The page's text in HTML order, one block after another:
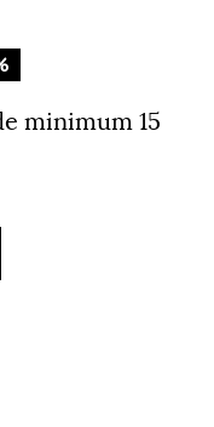
minimum 15